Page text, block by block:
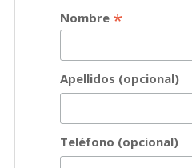
Nombre *
Apellidos (opcional)
Teléfono (opcional)